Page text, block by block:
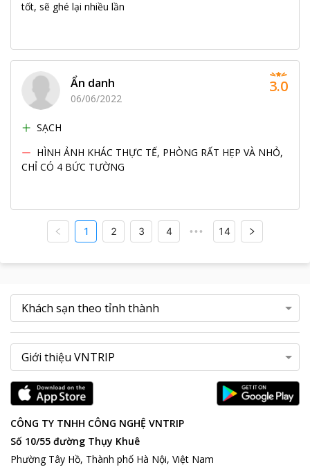
tốt, sẽ ghé lại nhiều lần
Ẩn danh
06/06/2022
SẠCH
HÌNH ẢNH KHÁC THỰC TẾ, PHÒNG RẤT HẸP VÀ NHỎ,
CHỈ CÓ 4 BỨC TƯỜNG
3.0
1 2 3 4 ••• 14
CÔNG TY TNHH CÔNG NGHỆ VNTRIP
Số 10/55 đường Thụy Khuê
Phường Tây Hồ, Thành phố Hà Nội, Việt Nam